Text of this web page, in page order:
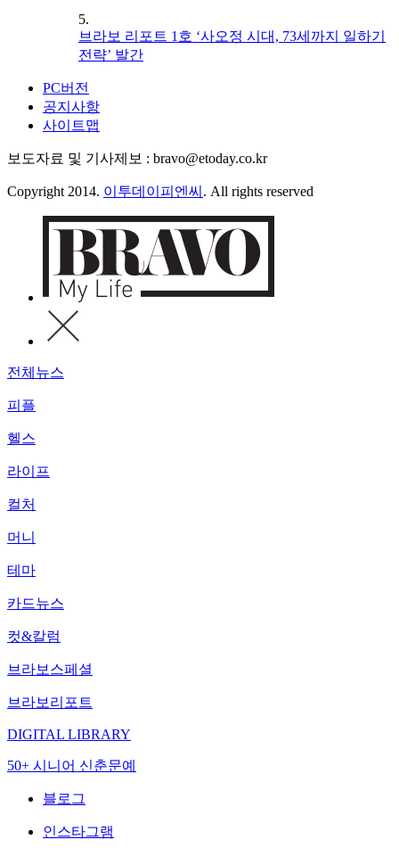
5.
브라보 리포트 1호 ‘사오정 시대, 73세까지 일하기
전략’ 발간
PC버전
공지사항
사이트맵
보도자료 및 기사제보 : bravo@etoday.co.kr
Copyright 2014. 이투데이피엔씨 . All rights reserved
전체뉴스
피플
헬스
라이프
컬처
머니
테마
카드뉴스
컷&칼럼
브라보스페셜
브라보리포트
DIGITAL LIBRARY
50+ 시니어 신춘문예
블로그
인스타그램